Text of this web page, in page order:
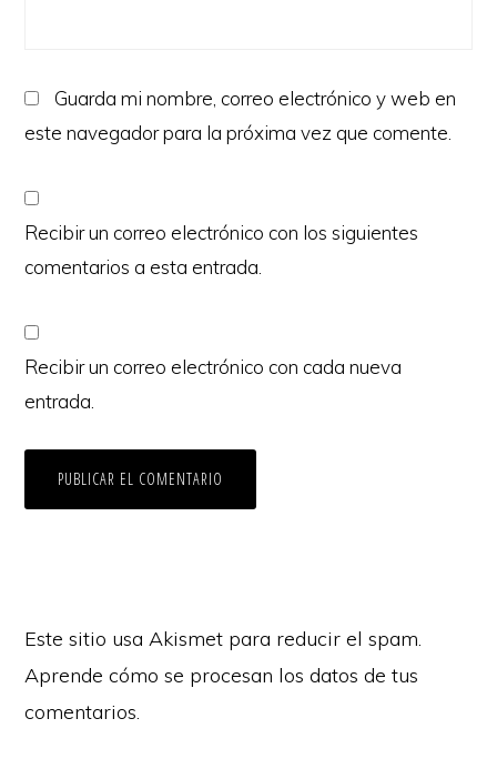
Guarda mi nombre, correo electrónico y web en
este navegador para la próxima vez que comente.
Recibir un correo electrónico con los siguientes
comentarios a esta entrada.
Recibir un correo electrónico con cada nueva
entrada.
Este sitio usa Akismet para reducir el spam.
Aprende cómo se procesan los datos de tus
comentarios.